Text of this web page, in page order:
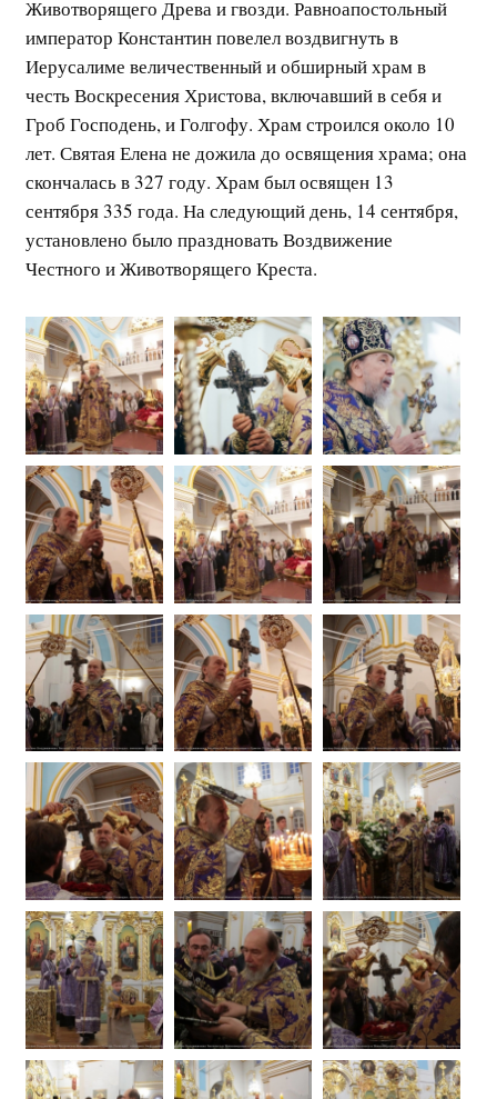
Животворящего Древа и гвозди. Равноапостольный
император Константин повелел воздвигнуть в
Иерусалиме величественный и обширный храм в
честь Воскресения Христова, включавший в себя и
Гроб Господень, и Голгофу. Храм строился около 10
лет. Святая Елена не дожила до освящения храма; она
скончалась в 327 году. Храм был освящен 13
сентября 335 года. На следующий день, 14 сентября,
установлено было праздновать Воздвижение
Честного и Животворящего Креста.